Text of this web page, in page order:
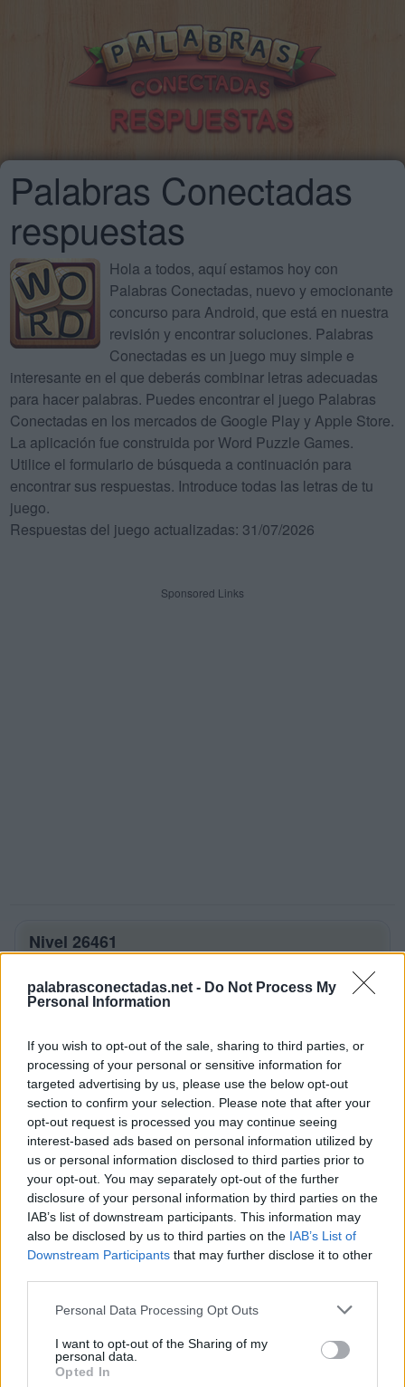
palabrasconectadas.net - Do Not Process My
Personal Information
If you wish to opt-out of the sale, sharing to third parties, or
processing of your personal or sensitive information for
targeted advertising by us, please use the below opt-out
section to confirm your selection. Please note that after your
opt-out request is processed you may continue seeing
interest-based ads based on personal information utilized by
us or personal information disclosed to third parties prior to
your opt-out. You may separately opt-out of the further
disclosure of your personal information by third parties on the
IAB’s list of downstream participants. This information may
also be disclosed by us to third parties on the IAB’s List of
Downstream Participants that may further disclose it to other
Personal Data Processing Opt Outs
I want to opt-out of the Sharing of my
personal data.
Opted In
Palabras Conectadas
respuestas
Hola a todos, aquí estamos hoy con
Palabras Conectadas, nuevo y emocionante
concurso para Android, que está en nuestra
revisión y encontrar soluciones. Palabras
Conectadas es un juego muy simple e
interesante en el que deberás combinar letras adecuadas
para hacer palabras. Puedes encontrar el juego Palabras
Conectadas en los mercados de Google Play y Apple Store.
La aplicación fue construida por Word Puzzle Games.
Utilice el formulario de búsqueda a continuación para
encontrar sus respuestas. Introduce todas las letras de tu
juego.
Respuestas del juego actualizadas: 31/07/2026
Sponsored Links
Nivel 26461
Palabras Conectadas Nivel 26461
respuestas
La respuesta a este rompecabezas es:
I
D
A
V
I
D
D
I V
A
V
I D A
BUSCAR MÁS
Por favor seleccione los niveles:
Palabras Conectadas Respuesta de nivel 26456